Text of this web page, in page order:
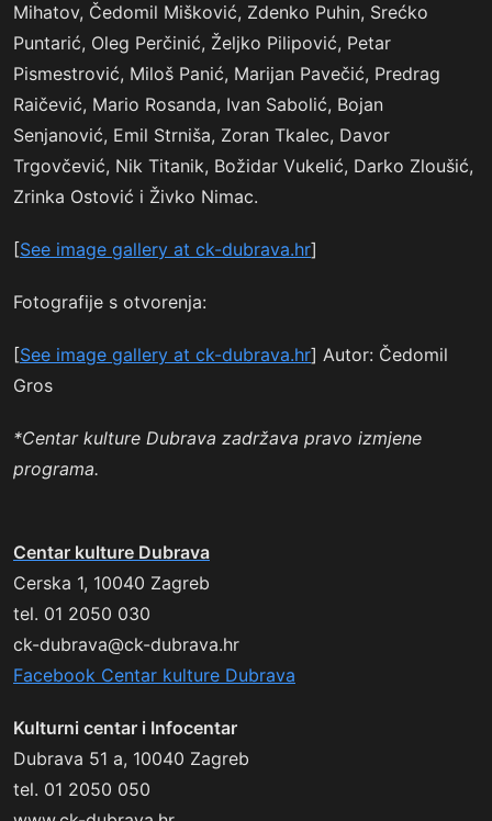
Mihatov, Čedomil Mišković, Zdenko Puhin, Srećko
Puntarić, Oleg Perčinić, Željko Pilipović, Petar
Pismestrović, Miloš Panić, Marijan Pavečić, Predrag
Raičević, Mario Rosanda, Ivan Sabolić, Bojan
Senjanović, Emil Strniša, Zoran Tkalec, Davor
Trgovčević, Nik Titanik, Božidar Vukelić, Darko Zloušić,
Zrinka Ostović i Živko Nimac.
[See image gallery at ck-dubrava.hr]
Fotografije s otvorenja:
[See image gallery at ck-dubrava.hr] Autor: Čedomil
Gros
*Centar kulture Dubrava zadržava pravo izmjene
programa.
Centar kulture Dubrava
Cerska 1, 10040 Zagreb
tel. 01 2050 030
ck-dubrava@ck-dubrava.hr
Facebook Centar kulture Dubrava
Kulturni centar i Infocentar
Dubrava 51 a, 10040 Zagreb
tel. 01 2050 050